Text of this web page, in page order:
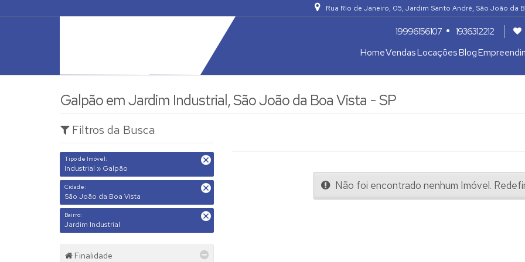
Rua Rio de Janeiro, 05, Jardim Santo André, São João da
19996156107 1936312212
Blog
Locações
Vendas
Home
Galpão em Jardim Industrial, São João da Boa Vista - SP
Filtros da Busca
Tipo de Imóvel:
Industrial » Galpão
Cidade:
São João da Boa Vista
Bairro:
Jardim Industrial
Finalidade
Não foi encontrado nenhum Imóvel.